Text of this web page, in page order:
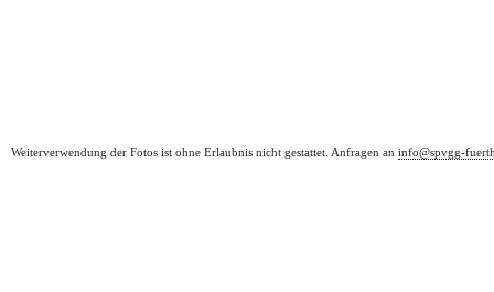
Weiterverwendung der Fotos ist ohne Erlaubnis nicht gestattet. Anfragen an info@spvgg-